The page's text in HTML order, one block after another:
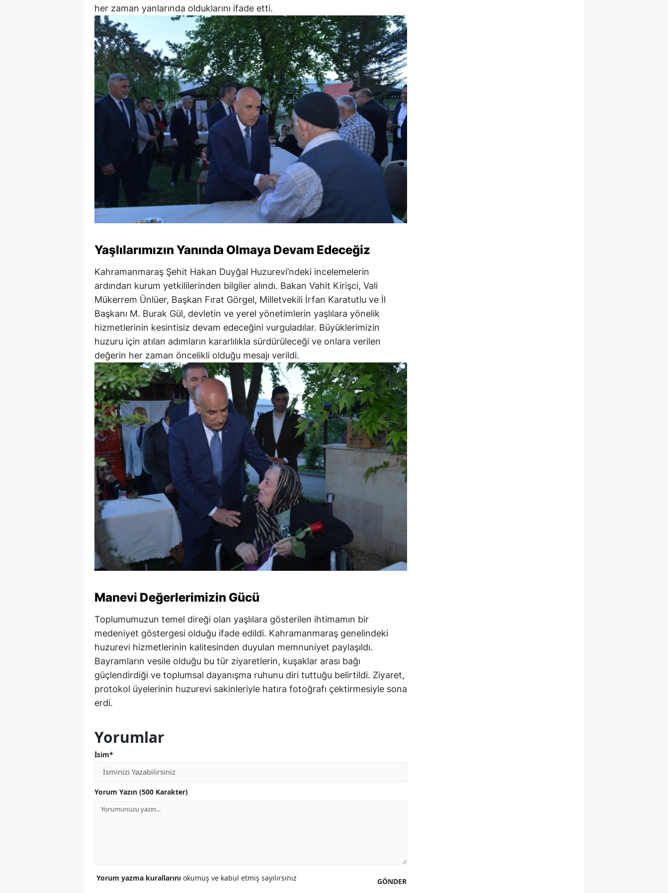
her zaman yanlarında olduklarını ifade etti.
Yaşlılarımızın Yanında Olmaya Devam Edeceğiz
Kahramanmaraş Şehit Hakan Duyğal Huzurevi’ndeki incelemelerin
ardından kurum yetkililerinden bilgiler alındı. Bakan Vahit Kirişci, Vali
Mükerrem Ünlüer, Başkan Fırat Görgel, Milletvekili İrfan Karatutlu ve İl
Başkanı M. Burak Gül, devletin ve yerel yönetimlerin yaşlılara yönelik
hizmetlerinin kesintisiz devam edeceğini vurguladılar. Büyüklerimizin
huzuru için atılan adımların kararlılıkla sürdürüleceği ve onlara verilen
değerin her zaman öncelikli olduğu mesajı verildi.
Manevi Değerlerimizin Gücü
Toplumumuzun temel direği olan yaşlılara gösterilen ihtimamın bir
medeniyet göstergesi olduğu ifade edildi. Kahramanmaraş genelindeki
huzurevi hizmetlerinin kalitesinden duyulan memnuniyet paylaşıldı.
Bayramların vesile olduğu bu tür ziyaretlerin, kuşaklar arası bağı
güçlendirdiği ve toplumsal dayanışma ruhunu diri tuttuğu belirtildi. Ziyaret,
protokol üyelerinin huzurevi sakinleriyle hatıra fotoğrafı çektirmesiyle sona
erdi.
Yorumlar
İsim*
Yorum Yazın (500 Karakter)
GÖNDER
Yorum yazma kurallarını okumuş ve kabul etmiş sayılırsınız